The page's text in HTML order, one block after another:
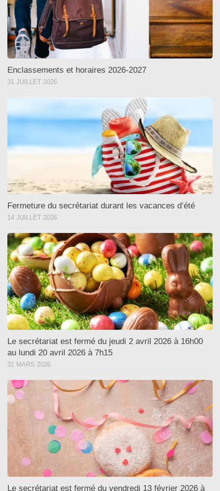
Enclassements et horaires 2026-2027
31 JUILLET 2026
Fermeture du secrétariat durant les vacances d’été
14 JUILLET 2026
Le secrétariat est fermé du jeudi 2 avril 2026 à 16h00
au lundi 20 avril 2026 à 7h15
31 MARS 2026
Le secrétariat est fermé du vendredi 13 février 2026 à